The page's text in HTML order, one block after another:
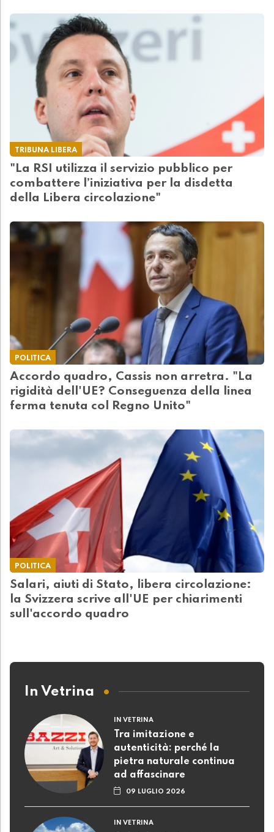
TRIBUNA LIBERA
"La RSI utilizza il servizio pubblico per
combattere l’iniziativa per la disdetta
della Libera circolazione"
POLITICA
Accordo quadro, Cassis non arretra. "La
rigidità dell'UE? Conseguenza della linea
ferma tenuta col Regno Unito"
POLITICA
Salari, aiuti di Stato, libera circolazione:
la Svizzera scrive all'UE per chiarimenti
sull'accordo quadro
In Vetrina
IN VETRINA
Tra imitazione e
autenticità: perché la
pietra naturale continua
ad affascinare
09 LUGLIO 2026
IN VETRINA